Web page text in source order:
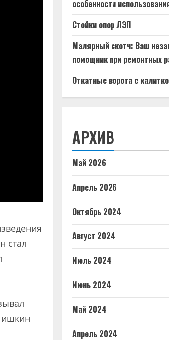
стал
особенности
Стойки опор ЛЭП
Малярный скотч: Ваш
помощник при ремонтных
Откатные ворота с
АРХИВ
Май 2026
Апрель 2026
Октябрь 2024
Август 2024
Июль 2024
Июнь 2024
Май 2024
Апрель 2024